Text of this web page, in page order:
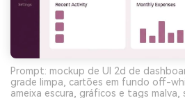
Prompt: mockup de UI 2d de
grade limpa, cartões em fundo off-
ameixa escura, gráficos e tags malva,